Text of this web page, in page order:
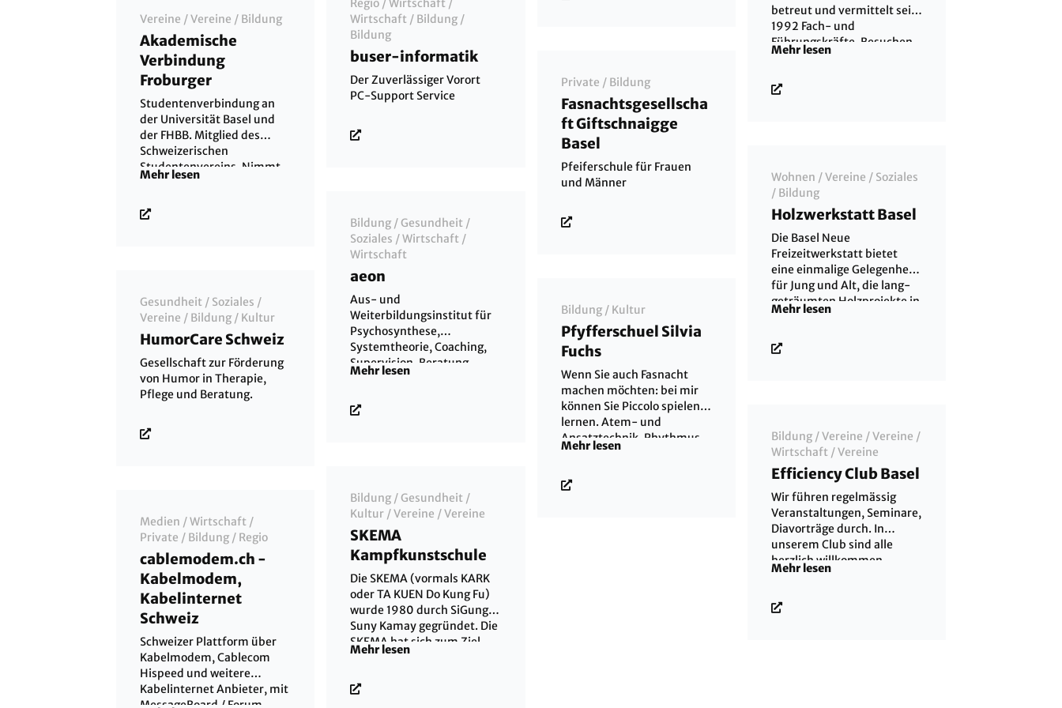
betreut und vermittelt seit
1992 Fach- und
Führungskräfte. Besuchen
Sie doch einfach unsere
für Sie.
Mehr lesen
Regio /Wirtschaft /
Wirtschaft / Bildung /
Bildung
buser-informatik
Der Zuverlässiger Vorort
PC-Support Service
Vereine /Vereine / Bildung
Akademische
Verbindung
Froburger
Studentenverbindung an
der Universität Basel und
der FHBB. Mitglied des
Schweizerischen
Studentenvereins. Nimmt
Studentinnen und
auf.
Mehr lesen
Private / Bildung
Fasnachtsgesellscha
ft Giftschnaigge
Basel
Pfeiferschule für Frauen
und Männer
Wohnen /Vereine / Soziales
/ Bildung
Holzwerkstatt Basel
Die Basel Neue
Freizeitwerkstatt bietet
eine einmalige Gelegenheit
für Jung und Alt, die lang-
geträumten Holzprojekte in
die Tat umzusetzen. Unter
einem professionellen
Mehr lesen
Bildung /Gesundheit /
Soziales /Wirtschaft /
Wirtschaft
aeon
Aus- und
Weiterbildungsinstitut für
Psychosynthese,
Systemtheorie, Coaching,
Supervision, Beratung,
alternative Heilweisen,
Lomi, Hula. Seminare zur
Mehr lesen
Gesundheit / Soziales /
Vereine / Bildung / Kultur
HumorCare Schweiz
Gesellschaft zur Förderung
von Humor in Therapie,
Pflege und Beratung.
Bildung/ Kultur
Pfyfferschuel Silvia
Fuchs
Wenn Sie auch Fasnacht
machen möchten: bei mir
können Sie Piccolo spielen
lernen. Atem- und
Ansatztechnik, Rhythmus
und Takt, Märsche
Mehr lesen
Bildung/Vereine /Vereine /
Wirtschaft/Vereine
Efficiency Club Basel
Wir führen regelmässig
Veranstaltungen, Seminare,
Diavorträge durch. In
unserem Club sind alle
herzlich willkommen.
Mehr lesen
Bildung /Gesundheit /
Kultur /Vereine /Vereine
SKEMA
Kampfkunstschule
Die SKEMA (vormals KARK
oder TA KUEN Do Kung Fu)
wurde 1980 durch SiGung
Suny Kamay gegründet. Die
SKEMA hat sich zum Ziel
gesetzt, asiatische
ganzen Tiefe zu
Mehr lesen
Medien /Wirtschaft /
Private / Bildung / Regio
cablemodem.ch -
Kabelmodem,
Kabelinternet
Schweiz
Schweizer Plattform über
Kabelmodem, Cablecom
Hispeed und weitere
Kabelinternet Anbieter, mit
MessageBoard / Forum,